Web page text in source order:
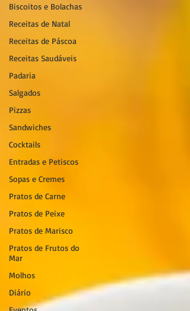
Biscoitos e Bolachas
Receitas de Natal
Receitas de Páscoa
Receitas Saudáveis
Padaria
Salgados
Pizzas
Sandwiches
Cocktails
Entradas e Petiscos
Sopas e Cremes
Pratos de Carne
Pratos de Peixe
Pratos de Marisco
Pratos de Frutos do
Mar
Molhos
Diário